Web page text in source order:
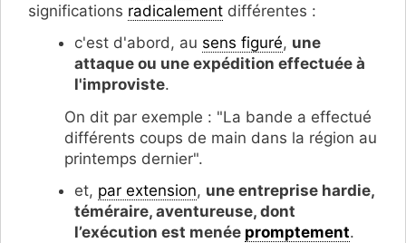
significations radicalement différentes :
c'est d'abord, au sens figuré, une
attaque ou une expédition effectuée à
l'improviste.
On dit par exemple : "La bande a effectué
différents coups de main dans la région au
printemps dernier".
et, par extension, une entreprise hardie,
téméraire, aventureuse, dont
l’exécution est menée promptement.